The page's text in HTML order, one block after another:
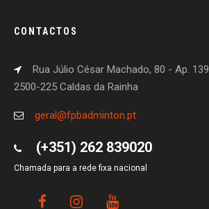
CONTACTOS
Rua Júlio César Machado, 80 - Ap. 139
2500-225 Caldas da Rainha
geral@fpbadminton.pt
(+351) 262 839020
Chamada para a rede fixa nacional